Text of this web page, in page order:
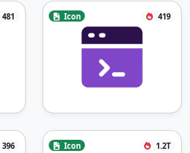
481 Icon 419
396 Icon 1.2T